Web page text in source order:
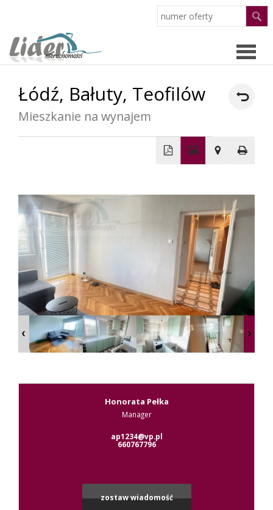
Strona
firmie
Łódź, Bałuty, Teofilów
Mieszkanie na wynajem
−
Leaflet
Honorata Pełka
Manager
ap1234@vp.pl
660767796
zostaw wiadomość